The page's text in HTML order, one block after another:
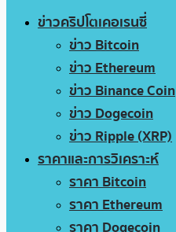
ข่าวคริปโตเคอเรนซี่
ข่าว Bitcoin
ข่าว Ethereum
ข่าว Binance Coin
ข่าว Dogecoin
ข่าว Ripple (XRP)
ราคาและการวิเคราะห์
ราคา Bitcoin
ราคา Ethereum